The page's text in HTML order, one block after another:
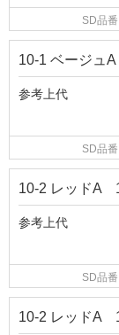
SD品
10-1 ベージュ
参考上代
SD品
10-2 レッドA
参考上代
SD品
10-2 レッドA